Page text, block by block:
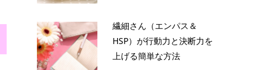
繊細さん（エンパス＆
HSP）が行動力と決断力を
上げる簡単な方法